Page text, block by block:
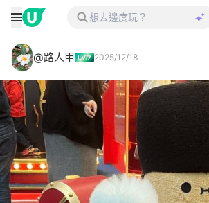
@路人甲 2025/12/18